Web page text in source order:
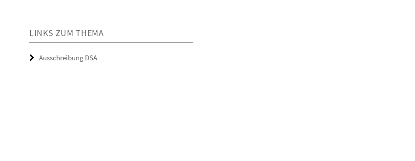
LINKS ZUM THEMA
Ausschreibung DSA